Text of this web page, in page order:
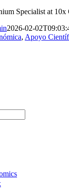
Specialist at 10x
2026-02-
, Apoyo